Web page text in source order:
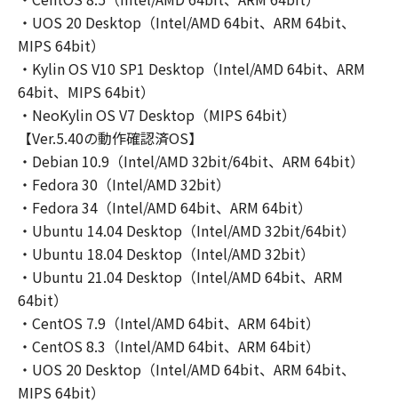
た、第三者にこのような行為をさせてはなりま
せん。
(4) 本契約に明示的に定める場合を除き、お客様
は、「許諾ソフトウェア」を再使用許諾、譲
渡、販売、頒布、賃貸、リースもしくは貸与す
ること、または複製もしくは翻訳することはで
きません。また、第三者にこのような行為をさ
せてはなりません。
(5) お客様は、「許諾ソフトウェア」を、各種
法令等に違反する行為または公序良俗に反する
行為のために利用することはできません。ま
た、第三者にこのような行為をさせてはなりま
せん。
(6) お客様は、「コンテンツデータ」を、アダ
ルトコンテンツ、暴力団関係等と関連する目的
で利用することはできません。また、第三者に
このような行為をさせてはなりません。
(7) お客様は、「コンテンツデータ」に関する
キヤノンまたはキヤノンのライセンサーの著作
・UOS 20 Desktop（Intel/AMD 64bit、ARM 64bit、
MIPS 64bit）
・Kylin OS V10 SP1 Desktop（Intel/AMD 64bit、ARM
64bit、MIPS 64bit）
・NeoKylin OS V7 Desktop（MIPS 64bit）
【Ver.5.40の動作確認済OS】
・Debian 10.9（Intel/AMD 32bit/64bit、ARM 64bit）
・Fedora 30（Intel/AMD 32bit）
・Fedora 34（Intel/AMD 64bit、ARM 64bit）
・Ubuntu 14.04 Desktop（Intel/AMD 32bit/64bit）
・Ubuntu 18.04 Desktop（Intel/AMD 32bit）
・Ubuntu 21.04 Desktop（Intel/AMD 64bit、ARM
64bit）
・CentOS 7.9（Intel/AMD 64bit、ARM 64bit）
・CentOS 8.3（Intel/AMD 64bit、ARM 64bit）
・UOS 20 Desktop（Intel/AMD 64bit、ARM 64bit、
MIPS 64bit）